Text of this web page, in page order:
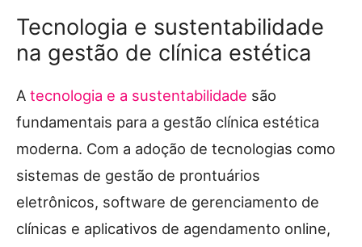
Tecnologia e sustentabilidade
na gestão de clínica estética
A tecnologia e a sustentabilidade são
fundamentais para a gestão clínica estética
moderna. Com a adoção de tecnologias como
sistemas de gestão de prontuários
eletrônicos, software de gerenciamento de
clínicas e aplicativos de agendamento online,